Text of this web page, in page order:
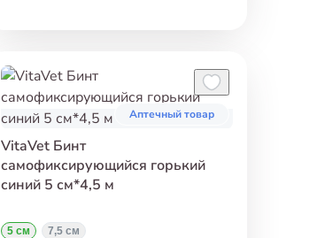
Аптечный товар
VitaVet Бинт
самофиксирующийся горький
синий 5 см*4,5 м
5 см 7,5 см